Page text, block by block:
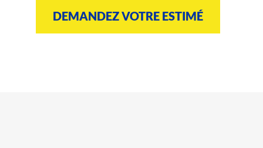
DEMANDEZ VOTRE ESTIMÉ